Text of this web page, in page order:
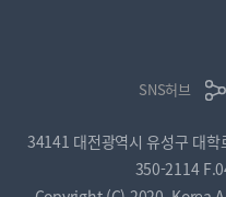
제작했다. 그 위에 얇은 활성
단일 양자점을 위치시키는
같은 독특한 나노 구조를 활
양자구조를 얻기가 쉽고, 양
빠져나올 수 있다는 장점이
SNS허브
34141 대전광역시 유성구 대
350-2114